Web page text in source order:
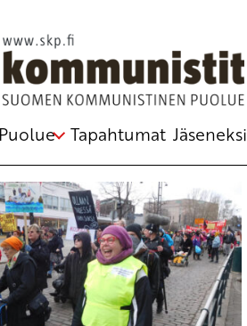
Puolue Tapahtumat Jäseneksi
Avainsana
sote-uudistus